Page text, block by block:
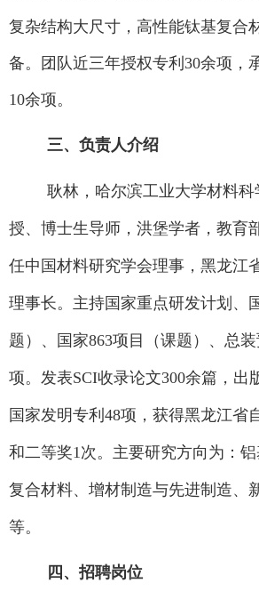
复杂结构大尺寸，高性能钛基复合
备。团队近三年授权专利 30余项，
10余项。
三、负责人介绍
耿林，哈尔滨工业大学材料
授、博士生导师，洪堡学者，教育
任中国材料研究学会理事，黑龙江
理事长。主持国家重点研发计划、
题）、国家863项目（课题）、总
项。发表SCI收录论文300余篇，出
国家发明专利 48项，获得黑龙江省
和二等奖1 次。主要研究方向为：
复合材料、增材制造与先进制造、
等。
四、招聘岗位